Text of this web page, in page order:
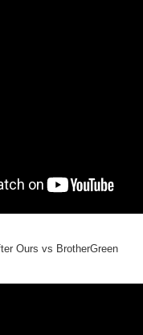
Ours vs BrotherGreen